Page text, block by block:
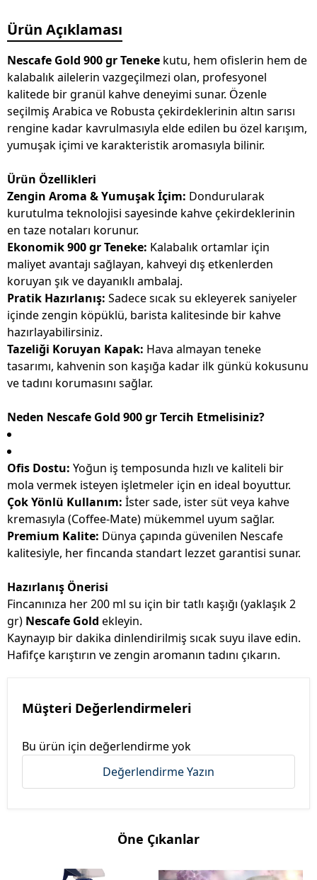
Ürün Açıklaması
Nescafe Gold 900 gr Teneke kutu, hem ofislerin hem de
kalabalık ailelerin vazgeçilmezi olan, profesyonel
kalitede bir granül kahve deneyimi sunar. Özenle
seçilmiş Arabica ve Robusta çekirdeklerinin altın sarısı
rengine kadar kavrulmasıyla elde edilen bu özel karışım,
yumuşak içimi ve karakteristik aromasıyla bilinir.
Ürün Özellikleri
Zengin Aroma & Yumuşak İçim: Dondurularak
kurutulma teknolojisi sayesinde kahve çekirdeklerinin
en taze notaları korunur.
Ekonomik 900 gr Teneke: Kalabalık ortamlar için
maliyet avantajı sağlayan, kahveyi dış etkenlerden
koruyan şık ve dayanıklı ambalaj.
Pratik Hazırlanış: Sadece sıcak su ekleyerek saniyeler
içinde zengin köpüklü, barista kalitesinde bir kahve
hazırlayabilirsiniz.
Tazeliği Koruyan Kapak: Hava almayan teneke
tasarımı, kahvenin son kaşığa kadar ilk günkü kokusunu
ve tadını korumasını sağlar.
Neden Nescafe Gold 900 gr Tercih Etmelisiniz?
Ofis Dostu: Yoğun iş temposunda hızlı ve kaliteli bir
mola vermek isteyen işletmeler için en ideal boyuttur.
Çok Yönlü Kullanım: İster sade, ister süt veya kahve
kremasıyla (Coffee-Mate) mükemmel uyum sağlar.
Premium Kalite: Dünya çapında güvenilen Nescafe
kalitesiyle, her fincanda standart lezzet garantisi sunar.
Hazırlanış Önerisi
Fincanınıza her 200 ml su için bir tatlı kaşığı (yaklaşık 2
gr) Nescafe Gold ekleyin.
Kaynayıp bir dakika dinlendirilmiş sıcak suyu ilave edin.
Hafifçe karıştırın ve zengin aromanın tadını çıkarın.
Müşteri Değerlendirmeleri
Bu ürün için değerlendirme yok
Değerlendirme Yazın
Öne Çıkanlar